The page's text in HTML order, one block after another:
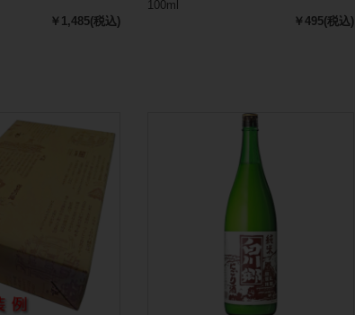
￥1,485(税込)
100ml
￥495(税込)